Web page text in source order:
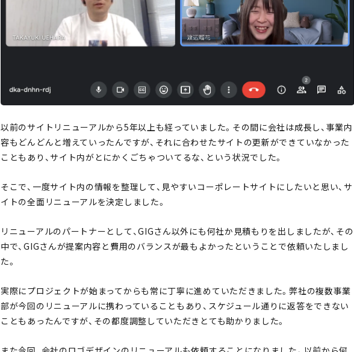
以前のサイトリニューアルから5年以上も経っていました。その間に会社は成長し、事業内
容もどんどんと増えていったんですが、それに合わせたサイトの更新ができていなかった
こともあり、サイト内がとにかくごちゃついてるな、という状況でした。
そこで、一度サイト内の情報を整理して、見やすいコーポレートサイトにしたいと思い、サ
イトの全面リニューアルを決定しました。
リニューアルのパートナーとして、GIGさん以外にも何社か見積もりを出しましたが、その
中で、GIGさんが提案内容と費用のバランスが最もよかったということで依頼いたしまし
た。
実際にプロジェクトが始まってからも常に丁寧に進めていただきました。弊社の複数事業
部が今回のリニューアルに携わっていることもあり、スケジュール通りに返答をできない
こともあったんですが、その都度調整していただきとても助かりました。